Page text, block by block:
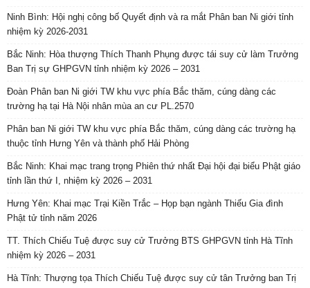
Ninh Bình: Hội nghị công bố Quyết định và ra mắt Phân ban Ni giới tỉnh
nhiệm kỳ 2026-2031
Bắc Ninh: Hòa thượng Thích Thanh Phụng được tái suy cử làm Trưởng
Ban Trị sự GHPGVN tỉnh nhiệm kỳ 2026 – 2031
Đoàn Phân ban Ni giới TW khu vực phía Bắc thăm, cúng dàng các
trường hạ tại Hà Nội nhân mùa an cư PL.2570
Phân ban Ni giới TW khu vực phía Bắc thăm, cúng dàng các trường hạ
thuộc tỉnh Hưng Yên và thành phố Hải Phòng
Bắc Ninh: Khai mạc trang trọng Phiên thứ nhất Đại hội đại biểu Phật giáo
tỉnh lần thứ I, nhiệm kỳ 2026 – 2031
Hưng Yên: Khai mạc Trại Kiền Trắc – Họp bạn ngành Thiếu Gia đình
Phật tử tỉnh năm 2026
TT. Thích Chiếu Tuệ được suy cử Trưởng BTS GHPGVN tỉnh Hà Tĩnh
nhiệm kỳ 2026 – 2031
Hà Tĩnh: Thượng tọa Thích Chiếu Tuệ được suy cử tân Trưởng ban Trị